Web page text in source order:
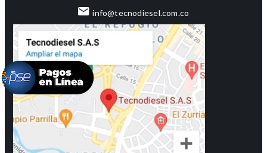
info@tecnodiesel.com.co